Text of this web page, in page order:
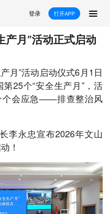
登录 打开APP
时事 专题
科教 经济
西畴县 麻栗坡县
广南县 富宁县
月”活动正式启动
月”活动启动仪式6月1日
25个“安全生产月”，活
个会应急——排查整治风
李永忠宣布2026年文山
！